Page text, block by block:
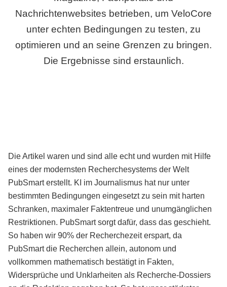
Nachrichtenwebsites betrieben, um VeloCore
unter echten Bedingungen zu testen, zu
optimieren und an seine Grenzen zu bringen.
Die Ergebnisse sind erstaunlich.
Die Artikel waren und sind alle echt und wurden mit Hilfe
eines der modernsten Recherchesystems der Welt
PubSmart erstellt. KI im Journalismus hat nur unter
bestimmten Bedingungen eingesetzt zu sein mit harten
Schranken, maximaler Faktentreue und unumgänglichen
Restriktionen. PubSmart sorgt dafür, dass das geschieht.
So haben wir 90% der Recherchezeit erspart, da
PubSmart die Recherchen allein, autonom und
vollkommen mathematisch bestätigt in Fakten,
Widersprüche und Unklarheiten als Recherche-Dossiers